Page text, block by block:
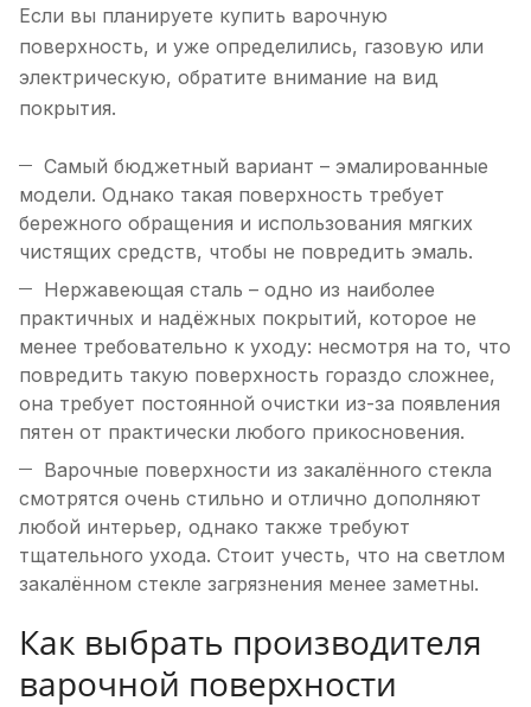
Если вы планируете купить варочную
поверхность, и уже определились, газовую или
электрическую, обратите внимание на вид
покрытия.
Самый бюджетный вариант – эмалированные
модели. Однако такая поверхность требует
бережного обращения и использования мягких
чистящих средств, чтобы не повредить эмаль.
Нержавеющая сталь – одно из наиболее
практичных и надёжных покрытий, которое не
менее требовательно к уходу: несмотря на то, что
повредить такую поверхность гораздо сложнее,
она требует постоянной очистки из-за появления
пятен от практически любого прикосновения.
Варочные поверхности из закалённого стекла
смотрятся очень стильно и отлично дополняют
любой интерьер, однако также требуют
тщательного ухода. Стоит учесть, что на светлом
закалённом стекле загрязнения менее заметны.
Как выбрать производителя
варочной поверхности